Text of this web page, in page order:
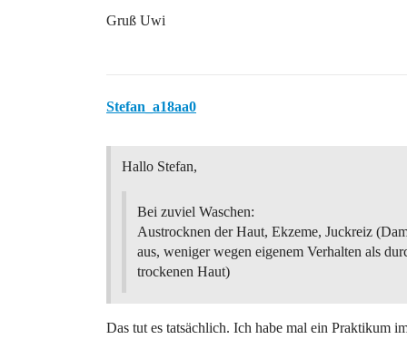
Gruß Uwi
Stefan_a18aa0
Hallo Stefan,
Bei zuviel Waschen:
Austrocknen der Haut, Ekzeme, Juckreiz
aus, weniger wegen eigenem Verhalten als
trockenen Haut)
Das tut es tatsächlich. Ich habe mal ein Praktikum